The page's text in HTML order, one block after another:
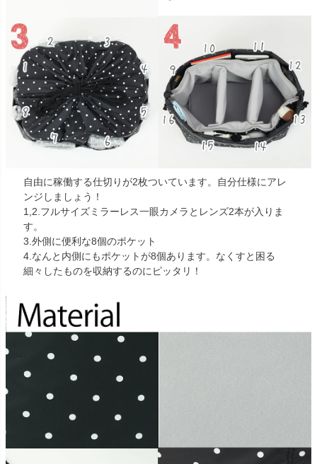
自由に稼働する仕切りが2枚ついています。自分仕様にアレ
ンジしましょう！
1,2.フルサイズミラーレス一眼カメラとレンズ2本が入りま
す。
3.外側に便利な8個のポケット
4.なんと内側にもポケットが8個あります。なくすと困る
細々したものを収納するのにピッタリ！